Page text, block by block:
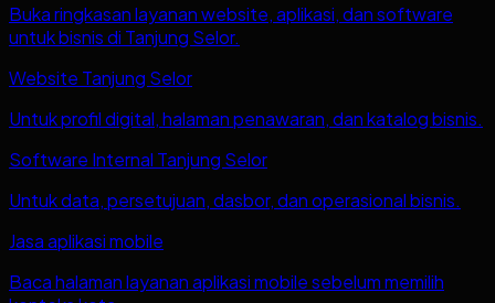
Buka ringkasan layanan website, aplikasi, dan software
untuk bisnis di Tanjung Selor.
Website Tanjung Selor
Untuk profil digital, halaman penawaran, dan katalog bisnis.
Software Internal Tanjung Selor
Untuk data, persetujuan, dasbor, dan operasional bisnis.
Jasa aplikasi mobile
Baca halaman layanan aplikasi mobile sebelum memilih